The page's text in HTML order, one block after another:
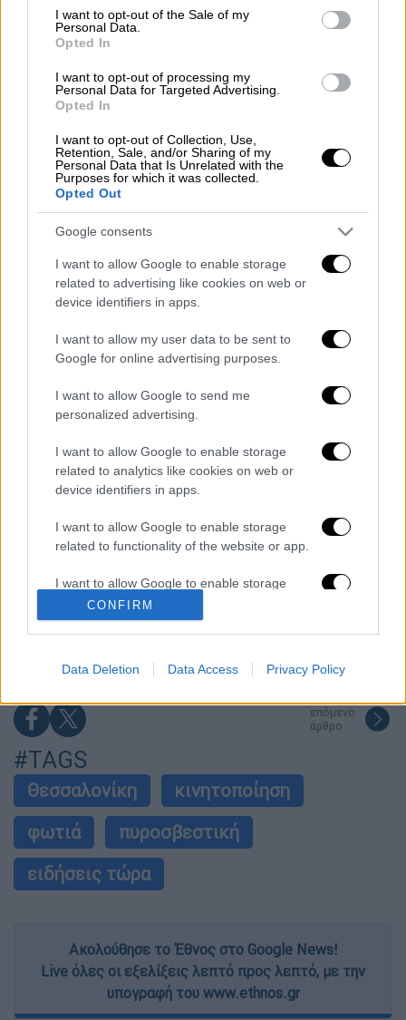
consent section.
I want to opt-out of the Sale of my
Personal Data.
Opted In
I want to opt-out of processing my
Personal Data for Targeted Advertising.
Opted In
I want to opt-out of Collection, Use,
Retention, Sale, and/or Sharing of my
Personal Data that Is Unrelated with the
Purposes for which it was collected.
Opted Out
Google consents
I want to allow Google to enable storage
related to advertising like cookies on web or
device identifiers in apps.
I want to allow my user data to be sent to
Google for online advertising purposes.
I want to allow Google to send me
personalized advertising.
I want to allow Google to enable storage
related to analytics like cookies on web or
device identifiers in apps.
I want to allow Google to enable storage
related to functionality of the website or app.
I want to allow Google to enable storage
related to personalization.
I want to allow Google to enable storage
functionality and fraud prevention, and other
CONFIRM
Data Deletion Data Access Privacy Policy
ΔΙΑΒΑΣΤΕ ΕΠΙΣΗΣ
Ελλάδα|14.07.2025 19:32
Φωτιά στο Φίλυρο: Μεγάλη
δυνάμεων – Μήνυμα από το 112
Σύμφωνατο Thestival
κδηλώθηκε
κάτω από άγνωστες συνθήκες σε ξερά χόρτα
και στο σημείο βρίσκονται 25 πυροσβέστες
με 10 οχήματα, για την κατάσβεσή της.
Διαβάστε ακόμη
λίγες ώρες - Γιατί προβληματίζονται οι
επιστήμονες
Σαν το τρομακτικό It: 15χρονο ντυμένος
κλόουν μαχαίρωσε μέχρι θανάτου
ηλικιωμένο - Τον κατέγραψε κάμερα
«Πόλεμος» για τους χρόνους των
δρομολογίων: Τα σωματεία απαντούν στις
Κόλαφος ΟΟΣΑ: Στην τελευταία θέση η
Ελλάδα για το πραγματικό διαθέσιμο
εισόδημα των νοικοκυριών
επόμενο
άρθρο
#TAGS
Θεσσαλονίκη
κινητοποίηση
φωτιά
πυροσβεστική
ειδήσεις τώρα
Ακολούθησε το Έθνος στο Google News!
Live όλες οι εξελίξεις λεπτό προς λεπτό, με την
υπογραφή του www.ethnos.gr